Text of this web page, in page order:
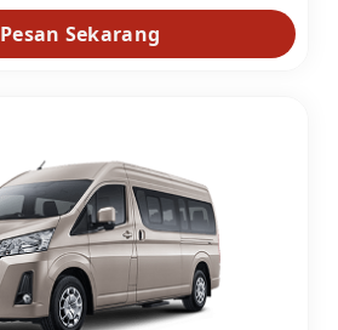
Pesan Sekarang